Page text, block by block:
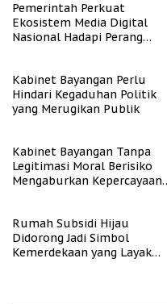
Pemerintah Perkuat
Ekosistem Media Digital
Nasional Hadapi Perang
Kabinet Bayangan Perlu
Hindari Kegaduhan Politik
yang Merugikan Publik
Kabinet Bayangan Tanpa
Legitimasi Moral Berisiko
Mengaburkan Kepercayaan
Rumah Subsidi Hijau
Didorong Jadi Simbol
Kemerdekaan yang Layak